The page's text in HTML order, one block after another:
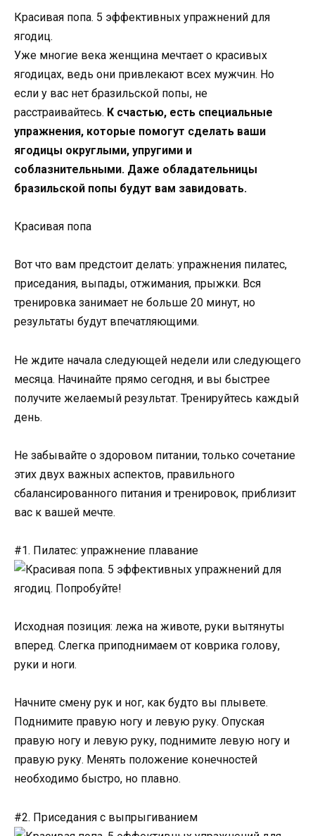
Красивая попа. 5 эффективных упражнений для
ягодиц.
Уже многие века женщина мечтает о красивых
ягодицах, ведь они привлекают всех мужчин. Но
если у вас нет бразильской попы, не
расстраивайтесь. К счастью, есть специальные
упражнения, которые помогут сделать ваши
ягодицы округлыми, упругими и
соблазнительными. Даже обладательницы
бразильской попы будут вам завидовать.
Красивая попа
Вот что вам предстоит делать: упражнения пилатес,
приседания, выпады, отжимания, прыжки. Вся
тренировка занимает не больше 20 минут, но
результаты будут впечатляющими.
Не ждите начала следующей недели или следующего
месяца. Начинайте прямо сегодня, и вы быстрее
получите желаемый результат. Тренируйтесь каждый
день.
Не забывайте о здоровом питании, только сочетание
этих двух важных аспектов, правильного
сбалансированного питания и тренировок, приблизит
вас к вашей мечте.
#1. Пилатес: упражнение плавание
Исходная позиция: лежа на животе, руки вытянуты
вперед. Слегка приподнимаем от коврика голову,
руки и ноги.
Начните смену рук и ног, как будто вы плывете.
Поднимите правую ногу и левую руку. Опуская
правую ногу и левую руку, поднимите левую ногу и
правую руку. Менять положение конечностей
необходимо быстро, но плавно.
#2. Приседания с выпрыгиванием